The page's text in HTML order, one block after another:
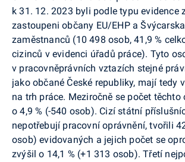
k 31. 12. 2023 byli podle typu evidence
zastoupeni občany EU/EHP a
zaměstnanců (10 498 osob, 41,9 %
cizinců v evidenci úřadů práce). Tyto
v pracovněprávních vztazích stejné
jako občané České republiky, mají tedy
na trh práce. Meziročně se počet těchto
o 4,9 % (-540 osob). Cizí státní
nepotřebují pracovní oprávnění, tvořili
osob) evidovaných a jejich počet se
zvýšil o 14,1 % (+1 313 osob). Třetí